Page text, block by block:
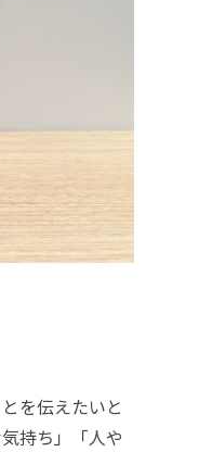
を伝えたいと
持ち」「人や